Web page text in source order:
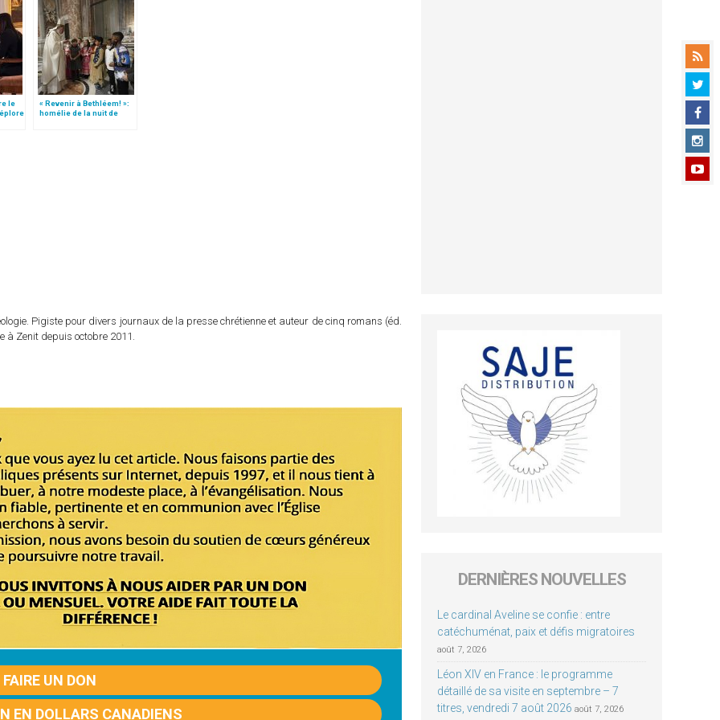
le
« Revenir à Bethléem! »:
homélie de la nuit de
Noël (texte complet)
Pigiste pour divers journaux de la presse chrétienne et auteur de cinq romans (éd.
Zenit depuis octobre 2011.
FAIRE UN DON
EN DOLLARS CANADIENS
DERNIÈRES NOUVELLES
Le cardinal Aveline se confie : entre
catéchuménat, paix et défis migratoires
août 7, 2026
Léon XIV en France : le programme
détaillé de sa visite en septembre – 7
titres, vendredi 7 août 2026 août 7, 2026